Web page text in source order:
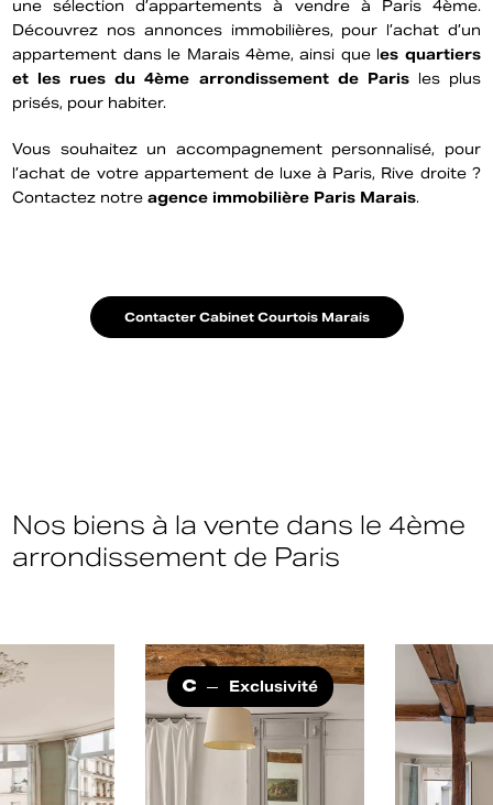
une sélection d’appartements à vendre à Paris 4ème.
Découvrez nos annonces immobilières, pour l’achat d’un
appartement dans le Marais 4ème, ainsi que les quartiers
et les rues du 4ème arrondissement de Parisles plus
prisés, pour habiter.
Vous souhaitez un accompagnement personnalisé, pour
l’achat de votre appartement de luxe à Paris, Rive droite ?
Contactez notreagence immobilière Paris Marais.
Contacter Cabinet Courtois Marais
Nos biens à la vente dans le 4ème
arrondissement de Paris
Exclusivité